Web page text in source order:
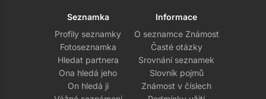
Seznamka
Profily seznamky
Fotoseznamka
Hledat partnera
Ona hledá jeho
On hledá ji
Informace
O seznamce Známost
Časté otázky
Srovnání seznamek
Slovník pojmů
Známost v číslech